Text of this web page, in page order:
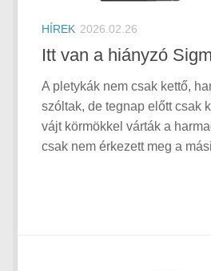
HÍREK 2026.02.26
Itt van a hiányzó
A pletykák nem csak kettő,
szóltak, de tegnap előtt csak
vájt körmökkel várták a
csak nem érkezett meg a